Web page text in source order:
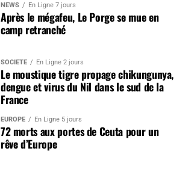
NEWS En Ligne 7 jours
Après le mégafeu, Le Porge se mue en
camp retranché
SOCIÉTÉ En Ligne 2 jours
Le moustique tigre propage chikungunya,
dengue et virus du Nil dans le sud de la
France
EUROPE En Ligne 5 jours
72 morts aux portes de Ceuta pour un
rêve d’Europe